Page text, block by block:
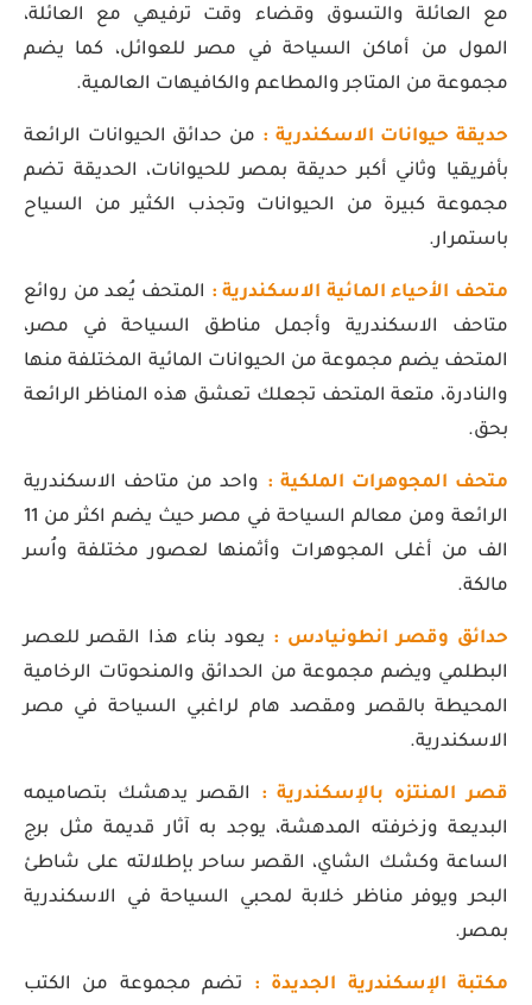
مع العائلة والتسوق وقضاء وقت ترفيهي مع العائلة،
المول من أماكن السياحة في مصر للعوائل، كما يضم
مجموعة من المتاجر والمطاعم والكافيهات العالمية.
حديقة حيوانات الاسكندرية : من حدائق الحيوانات الرائعة
بأفريقيا وثاني أكبر حديقة بمصر للحيوانات، الحديقة تضم
مجموعة كبيرة من الحيوانات وتجذب الكثير من السياح
باستمرار.
متحف الأحياء المائية الاسكندرية : المتحف يُعد من روائع
متاحف الاسكندرية وأجمل مناطق السياحة في مصر،
المتحف يضم مجموعة من الحيوانات المائية المختلفة منها
والنادرة، متعة المتحف تجعلك تعشق هذه المناظر الرائعة
بحق.
متحف المجوهرات الملكية : واحد من متاحف الاسكندرية
الرائعة ومن معالم السياحة في مصر حيث يضم اكثر من 11
الف من أغلى المجوهرات وأثمنها لعصور مختلفة واُسر
مالكة.
حدائق وقصر انطونيادس : يعود بناء هذا القصر للعصر
البطلمي ويضم مجموعة من الحدائق والمنحوتات الرخامية
المحيطة بالقصر ومقصد هام لراغبي السياحة في مصر
الاسكندرية.
قصر المنتزه بالإسكندرية : القصر يدهشك بتصاميمه
البديعة وزخرفته المدهشة، يوجد به آثار قديمة مثل برج
الساعة وكشك الشاي، القصر ساحر بإطلالته على شاطئ
البحر ويوفر مناظر خلابة لمحبي السياحة في الاسكندرية
بمصر.
مكتبة الإسكندرية الجديدة : تضم مجموعة من الكتب